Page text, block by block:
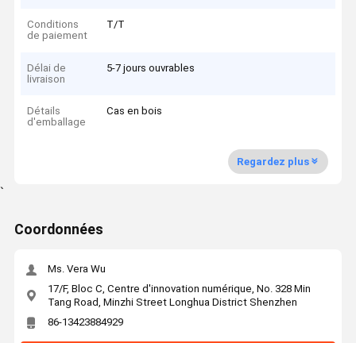
Conditions
de paiement
T/T
Délai de
livraison
5-7 jours ouvrables
Détails
d'emballage
Cas en bois
Regardez plus
`
Coordonnées
Ms. Vera Wu
17/F, Bloc C, Centre d'innovation numérique, No. 328 Min
Tang Road, Minzhi Street Longhua District Shenzhen
86-13423884929